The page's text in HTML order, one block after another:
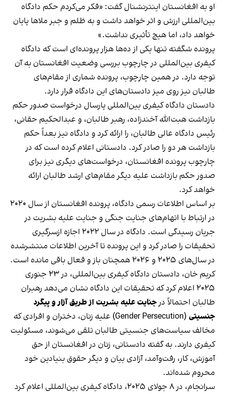
او به افغانستان اینترنشنال گفت: «فکر می‌کردم حکم دادگاه
بین‌المللی ارزش و اثر خواهد داشت و به ظلم و جبر ملاها پایان
خواهد داد، اما هیچ تأثیری نداشت.»
پرونده شگفته تنها یکی از ده‌ها هزار پرونده‌ای است که دادگاه
کیفری بین‌المللی در چارچوب بررسی وضعیت افغانستان به آن
توجه دارد. در همین چارچوب، پرونده شماری از مقام‌های
طالبان نیز روی میز دادستان‌های این دادگاه قرار دارد.
دادستان دادگاه کیفری بین‌المللی پارسال درخواست صدور حکم
بازداشت هبت‌الله آخندزاده، رهبر طالبان، و عبدالحکیم حقانی،
رئیس دادگاه عالی طالبان، را ارائه کرد و دادگاه نیز بعداً حکم
بازداشت هر دو را صادر کرد. دادستانی اعلام کرده است که در
چارچوب پرونده افغانستان، درخواست‌های دیگری نیز برای
صدور حکم بازداشت علیه دیگر مقام‌های ارشد طالبان ارائه
خواهد کرد.
بر اساس اطلاعات رسمی دادگاه، پرونده افغانستان از سال ۲۰۲۰
در ارتباط با اتهام‌های جنایت جنگی و جنایت علیه بشریت در
جریان رسیدگی است. دادگاه در سال ۲۰۲۲ اجازه ازسرگیری
تحقیقات را صادر کرد و این پرونده تا آخرین اطلاعات منتشرشده
در سال‌های ۲۰۲۵ و ۲۰۲۶ همچنان باز و فعال باقی مانده است.
کریم خان، دادستان دادگاه کیفری بین‌المللی، در ۲۳ جنوری
۲۰۲۵ اعلام کرد که تحقیقات این دادگاه نشان می‌دهد رهبران
طالبان احتمالاً در جنایت علیه بشریت از طریق آزار و پیگرد
جنسیتی
(Gender Persecution) علیه زنان، دختران و افرادی که
مخالف سیاست‌های جنسیتی طالبان تلقی می‌شوند، مسئولیت
کیفری دارند. به گفته دادستانی، زنان در افغانستان از حق
آموزش، کار، رفت‌وآمد، آزادی بیان و دیگر حقوق بنیادین خود
محروم شده‌اند.
سرانجام، در ۸ جولای ۲۰۲۵، دادگاه کیفری بین‌المللی اعلام کرد